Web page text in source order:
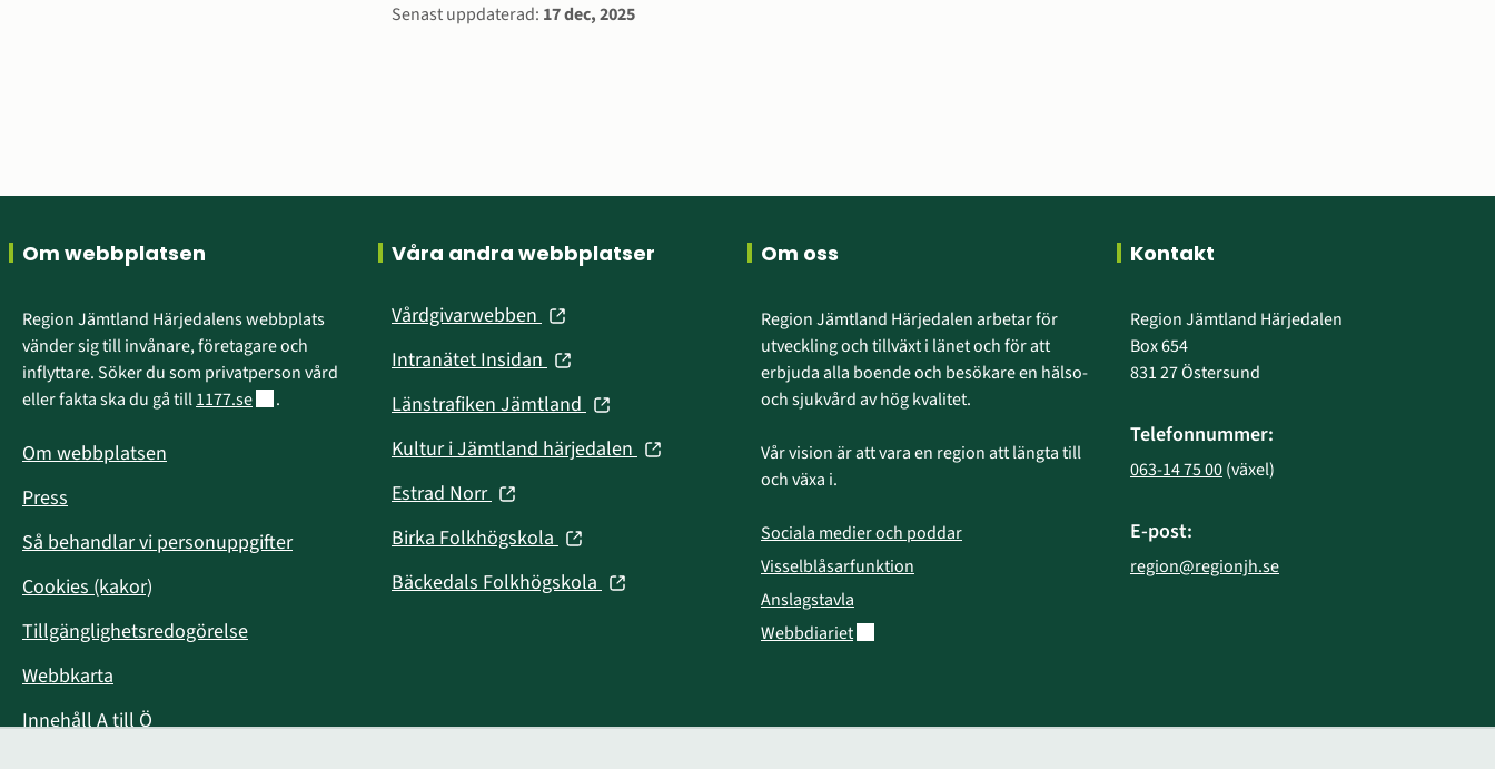
Sidinformation
Senast uppdaterad: 17 dec, 2025
Sidfot
Om webbplatsen
Region Jämtland Härjedalens webbplats
vänder sig till invånare, företagare och
inflyttare. Söker du som privatperson vård
eller fakta ska du gå till 1177.seLänk till annan webbplats.
.
Om webbplatsen
Press
Så behandlar vi personuppgifter
Cookies (kakor)
Tillgänglighetsredogörelse
Webbkarta
Innehåll A till Ö
Våra andra webbplatser
Vårdgivarwebben (öppnas
nytt
fönster)
Intranätet Insidan (öppnas
nytt
fönster)
Länstrafiken Jämtland (öppnas
nytt
Kultur i Jämtland härjedalen (öppnas
Estrad Norr (öppnas
nytt
fönster)
Birka Folkhögskola (öppnas
nytt
Bäckedals Folkhögskola (öppnas
Om oss
Region Jämtland Härjedalen arbetar för
utveckling och tillväxt i länet och för att
erbjuda alla boende och besökare en hälso-
och sjukvård av hög kvalitet.
Vår vision är att vara en region att längta till
och växa i.
Sociala medier och poddar
Visselblåsarfunktion
Anslagstavla
WebbdiarietLänk till annan webbplats.
Kontakt
Region Jämtland Härjedalen
Box 654
831 27 Östersund
Telefonnummer:
063-14 75 00 (växel)
E-post:
region@regionjh.se